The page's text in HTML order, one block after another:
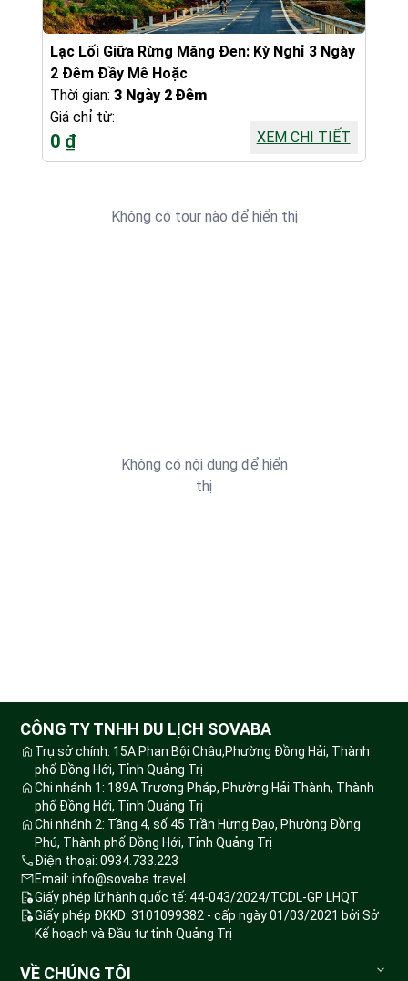
Lạc Lối Giữa Rừng Măng Đen: Kỳ Nghỉ 3 Ngày
2 Đêm Đầy Mê Hoặc
Thời gian:3 Ngày 2 Đêm
Giá chỉ từ:
0 ₫ XEM CHI TIẾT
Không có tour nào để hiển thị
Không có nội dung để hiển
thị
CÔNG TY TNHH DU LỊCH SOVABA
Trụ sở chính: 15A Phan Bội Châu,Phường Đồng Hải, Thành
phố Đồng Hới, Tỉnh Quảng Trị
Chi nhánh 1: 189A Trương Pháp, Phường Hải Thành, Thành
phố Đồng Hới, Tỉnh Quảng Trị
Chi nhánh 2: Tầng 4, số 45 Trần Hưng Đạo, Phường Đồng
Phú, Thành phố Đồng Hới, Tỉnh Quảng Trị
Điện thoại: 0934.733.223
Email: info@sovaba.travel
Giấy phép lữ hành quốc tế: 44-043/2024/TCDL-GP LHQT
Giấy phép ĐKKD: 3101099382 - cấp ngày 01/03/2021 bởi Sở
Kế hoạch và Đầu tư tỉnh Quảng Trị
VỀ CHÚNG TÔI